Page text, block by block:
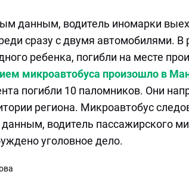
данным, водитель иномарки
сразу с двумя автомобилями. В
ребенка, погибли на месте
микроавтобуса произошло в
погибли 10 паломников. Они
региона. Микроавтобус
водитель пассажирского
уголовное дело.